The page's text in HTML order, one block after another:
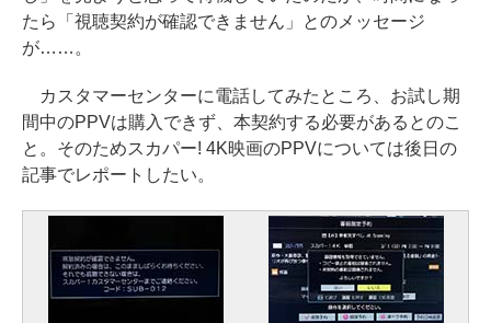
たら「視聴契約が確認できません」とのメッセージ
が……。
カスタマーセンターに電話してみたところ、お試し期
間中のPPVは購入できず、本契約する必要があるとのこ
と。そのためスカパー! 4K映画のPPVについては後日の
記事でレポートしたい。